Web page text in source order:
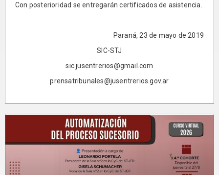
Con posterioridad se entregarán certificados de asistencia.
Paraná, 23 de mayo de 2019
SIC-STJ
sic.jusentrerios@gmail.com
prensatribunales@jusentrerios.gov.ar